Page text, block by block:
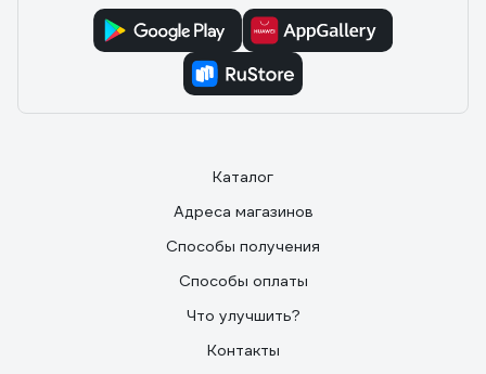
Каталог
Адреса магазинов
Способы получения
Способы оплаты
Что улучшить?
Контакты